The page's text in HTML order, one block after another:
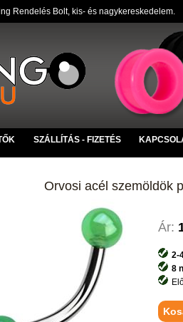
Rendelés Bolt, kis- és nagykereskedelem.
SZÁLLÍTÁS - FIZETÉS
Orvosi acél szemöldök
Ár:
2-
8